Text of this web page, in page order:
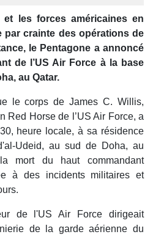
et les forces américaines en
par crainte des opérations de
le Pentagone a annoncé
de l’US Air Force à la base
au Qatar.
le corps de James C. Willis,
Red Horse de l’US Air Force, a
heure locale, à sa résidence
Udeid, au sud de Doha, au
mort du haut commandant
à des incidents militaires et
de l'US Air Force dirigeait
de la garde aérienne du